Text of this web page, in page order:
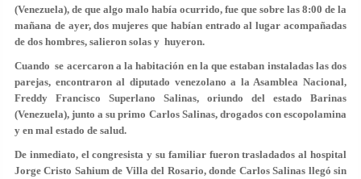
(Venezuela), de que algo malo había ocurrido, fue que sobre las 8:00 de la
mañana de ayer, dos mujeres que habían entrado al lugar acompañadas
de dos hombres, salieron solas y huyeron.
Cuando se acercaron a la habitación en la que estaban instaladas las dos
parejas, encontraron al diputado venezolano a la Asamblea Nacional,
Freddy Francisco Superlano Salinas, oriundo del estado Barinas
(Venezuela), junto a su primo Carlos Salinas, drogados con escopolamina
y en mal estado de salud.
De inmediato, el congresista y su familiar fueron trasladados al hospital
Jorge Cristo Sahium de Villa del Rosario, donde Carlos Salinas llegó sin